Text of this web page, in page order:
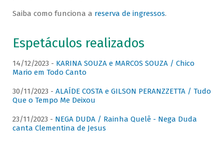
Saiba como funciona a reserva de ingressos.
Espetáculos realizados
14/12/2023 - KARINA SOUZA e MARCOS SOUZA / Chico
Mario em Todo Canto
30/11/2023 - ALAÍDE COSTA e GILSON PERANZZETTA / Tudo
Que o Tempo Me Deixou
23/11/2023 - NEGA DUDA / Rainha Quelê - Nega Duda
canta Clementina de Jesus